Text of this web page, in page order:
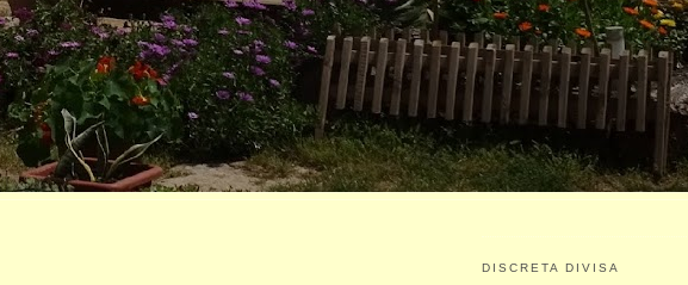
DISCRETA DIVISA